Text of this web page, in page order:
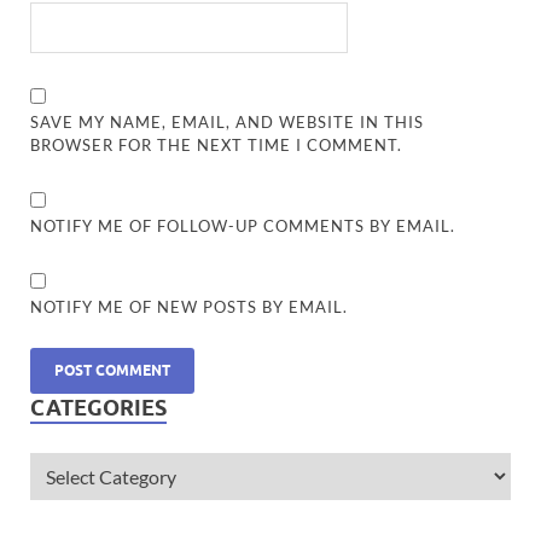
SAVE MY NAME, EMAIL, AND WEBSITE IN THIS
BROWSER FOR THE NEXT TIME I COMMENT.
NOTIFY ME OF FOLLOW-UP COMMENTS BY EMAIL.
NOTIFY ME OF NEW POSTS BY EMAIL.
CATEGORIES